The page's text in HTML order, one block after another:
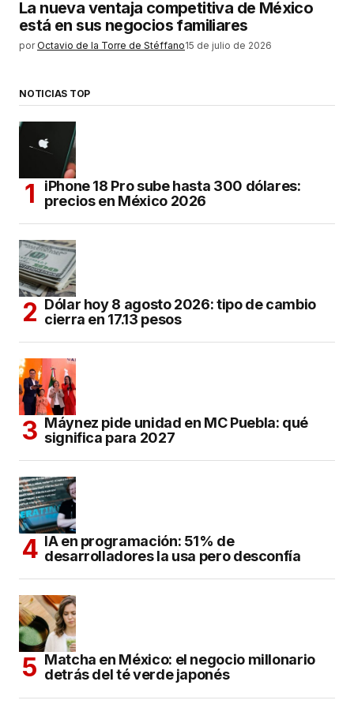
La nueva ventaja competitiva de México
está en sus negocios familiares
por Octavio de la Torre de Stéffano15 de julio de 2026
NOTICIAS TOP
iPhone 18 Pro sube hasta 300 dólares:
precios en México 2026
Dólar hoy 8 agosto 2026: tipo de cambio
cierra en 17.13 pesos
Máynez pide unidad en MC Puebla: qué
significa para 2027
IA en programación: 51% de
desarrolladores la usa pero desconfía
Matcha en México: el negocio millonario
detrás del té verde japonés